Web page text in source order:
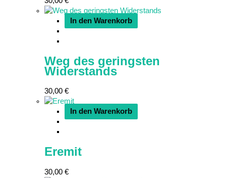
In den Warenkorb
Weg des geringsten
Widerstands
30,00 €
In den Warenkorb
Eremit
30,00 €